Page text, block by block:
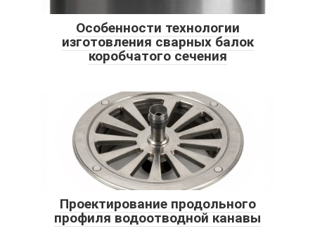
Особенности технологии
изготовления сварных балок
коробчатого сечения
Проектирование продольного
профиля водоотводной канавы